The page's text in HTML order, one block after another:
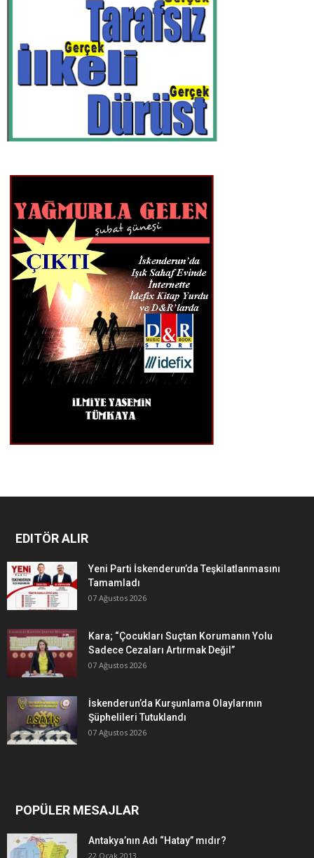
EDITÖR ALIR
Yeni Parti İskenderun’da Teşkilatlanmasını
Tamamladı
07 Ağustos 2026
Kara; “Çocukları Suçtan Korumanın Yolu
Sadece Cezaları Artırmak Değil”
07 Ağustos 2026
İskenderun’da Kurşunlama Olaylarının
Şüphelileri Tutuklandı
07 Ağustos 2026
POPÜLER MESAJLAR
Antakya’nın Adı “Hatay” mıdır?
22 Ocak 2013